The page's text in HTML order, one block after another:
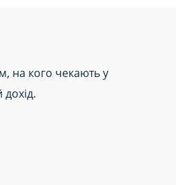
на кого чекають у